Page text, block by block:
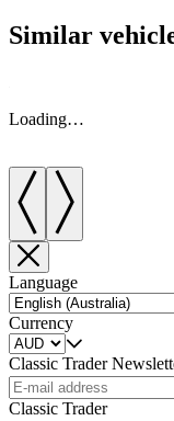
Similar
Loading…
Language
Currency
Classic Trader
Classic Trader